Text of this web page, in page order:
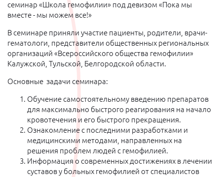
семинар «Школа гемофилии» под девизом «Пока мы
вместе - мы можем все!»
В семинаре приняли участие пациенты, родители, врачи-
гематологи, представители общественных региональных
организаций «Всероссийского общества гемофилии»
Калужской, Тульской, Белгородской области.
Основные задачи семинара:
Обучение самостоятельному введению препаратов
для максимально быстрого реагирования на начало
кровотечения и его быстрого прекращения.
Ознакомление с последними разработками и
медицинскими методами, направленных на
решения проблем людей с гемофилией.
Информация о современных достижениях в лечении
суставов у больных гемофилией от специалистов